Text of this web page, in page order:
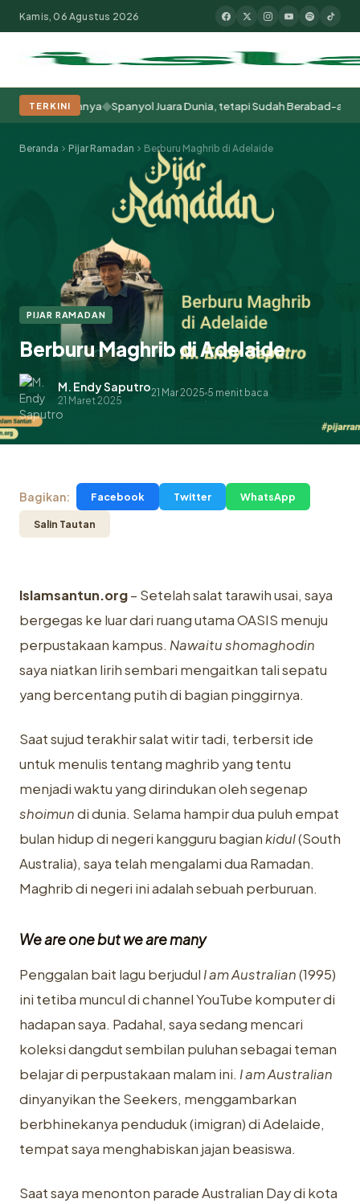
Populer:Moderasi BeragamaKhutbah JumatPesantrenTokoh
Kamis, 06 Agustus 2026
TERKINI
◆ Spanyol Juara Dunia, tetapi Sudah Berabad-abad
Beranda Pijar Ramadan Berburu Maghrib di Adelaide
PIJAR RAMADAN
Berburu Maghrib di Adelaide
M. Endy Saputro
21 Maret 2025
21 Mar 2025.5 menit baca
Bagikan: Facebook Twitter WhatsApp
Salin Tautan
Islamsantun.org– Setelah salat tarawih usai, saya
bergegas ke luar dari ruang utama OASIS menuju
perpustakaan kampus. Nawaitu shomaghodin
saya niatkan lirih sembari mengaitkan tali sepatu
yang bercentang putih di bagian pinggirnya.
Saat sujud terakhir salat witir tadi, terbersit ide
untuk menulis tentang maghrib yang tentu
menjadi waktu yang dirindukan oleh segenap
shoimundi dunia. Selama hampir dua puluh empat
bulan hidup di negeri kangguru bagiankidul(South
Australia), saya telah mengalami dua Ramadan.
Maghrib di negeri ini adalah sebuah perburuan.
We are one but we are many
Penggalan bait lagu berjudul I am Australian(1995)
ini tetiba muncul di channel YouTube komputer di
hadapan saya. Padahal, saya sedang mencari
koleksi dangdut sembilan puluhan sebagai teman
belajar di perpustakaan malam ini. I am Australian
dinyanyikan the Seekers, menggambarkan
berbhinekanya penduduk (imigran) di Adelaide,
tempat saya menghabiskan jajan beasiswa.
Saat saya menonton parade Australian Day di kota